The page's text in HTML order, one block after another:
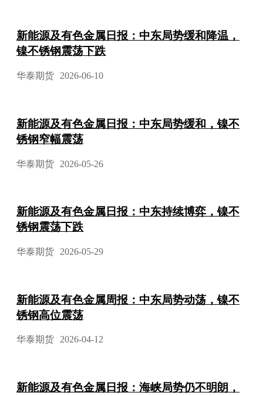
新能源及有色金属日报：中东局势缓和降温，
镍不锈钢震荡下跌
华泰期货 2026-06-10
新能源及有色金属日报：中东局势缓和，镍不
锈钢窄幅震荡
华泰期货 2026-05-26
新能源及有色金属日报：中东持续博弈，镍不
锈钢震荡下跌
华泰期货 2026-05-29
新能源及有色金属周报：中东局势动荡，镍不
锈钢高位震荡
华泰期货 2026-04-12
新能源及有色金属日报：海峡局势仍不明朗，